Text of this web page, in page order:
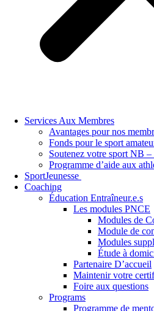
Services Aux Membres
Avantages pour nos
Fonds pour le sport
Soutenez votre sport NB
Programme d’aide aux
SportJeunesse
Coaching
Éducation Entraîneur.e.s
Les modules PNCE
Modules de
Module de
Modules
Étude à
Partenaire D’accueil
Maintenir votre
Foire aux questions
Programs
Programme de